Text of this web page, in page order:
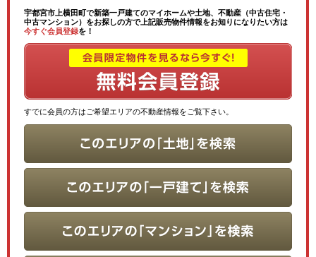
宇都宮市上横田町で新築一戸建てのマイホームや土地、不動産（中古住宅・
中古マンション）をお探しの方で上記販売物件情報をお知りになりたい方は
今すぐ会員登録を！
すでに会員の方はご希望エリアの不動産情報をご覧下さい。